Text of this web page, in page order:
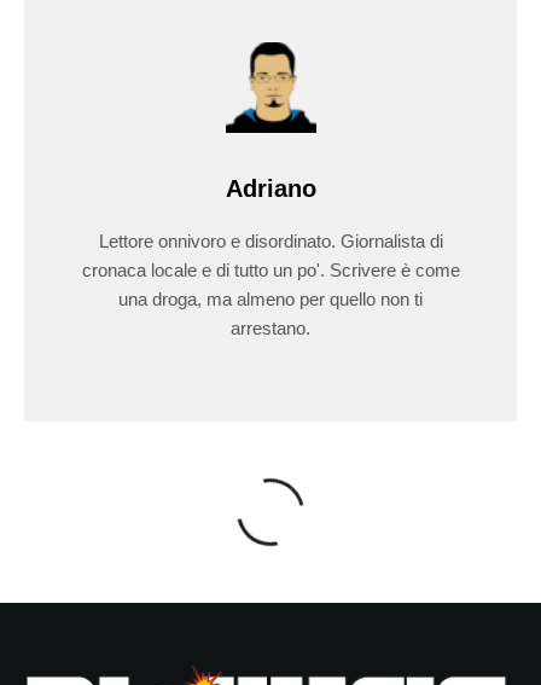
Adriano
Lettore onnivoro e disordinato. Giornalista di
cronaca locale e di tutto un po'. Scrivere è come
una droga, ma almeno per quello non ti
arrestano.